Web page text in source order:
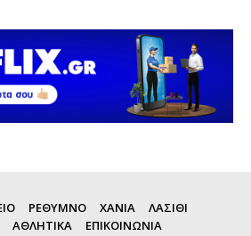
ΡΕΘΥΜΝΟ ΧΑΝΙΑ
ΛΑΣΙΘΙ
ΑΘΛΗΤΙΚΑ ΕΠΙΚΟΙΝΩΝΙΑ